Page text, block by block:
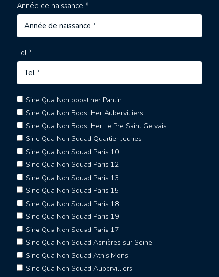
Année de naissance *
Tel *
Sine Qua Non boost her Pantin
Sine Qua Non Boost Her Aubervilliers
Sine Qua Non Boost Her Le Pre Saint Gervais
Sine Qua Non Squad Quartier Jeunes
Sine Qua Non Squad Paris 10
Sine Qua Non Squad Paris 12
Sine Qua Non Squad Paris 13
Sine Qua Non Squad Paris 15
Sine Qua Non Squad Paris 18
Sine Qua Non Squad Paris 19
Sine Qua Non Squad Paris 17
Sine Qua Non Squad Asnières sur Seine
Sine Qua Non Squad Athis Mons
Sine Qua Non Squad Aubervilliers